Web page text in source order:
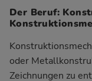
Der Beruf:
oder
Zeichnungen zu